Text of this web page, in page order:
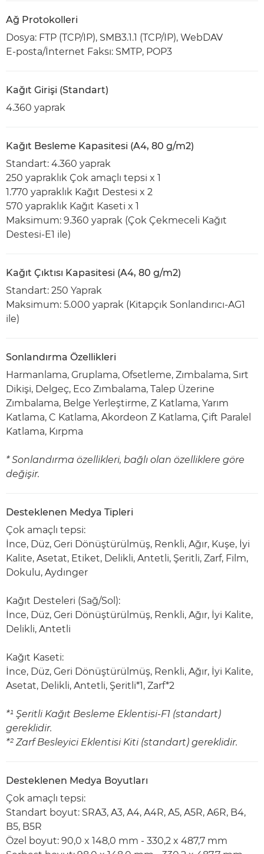
Ağ Protokolleri
Dosya: FTP (TCP/IP), SMB3.1.1 (TCP/IP), WebDAV
E-posta/İnternet Faksı: SMTP, POP3
Kağıt Girişi (Standart)
4.360 yaprak
Kağıt Besleme Kapasitesi (A4, 80 g/m2)
Standart: 4.360 yaprak
250 yapraklık Çok amaçlı tepsi x 1
1.770 yapraklık Kağıt Destesi x 2
570 yapraklık Kağıt Kaseti x 1
Maksimum: 9.360 yaprak (Çok Çekmeceli Kağıt
Destesi-E1 ile)
Kağıt Çıktısı Kapasitesi (A4, 80 g/m2)
Standart: 250 Yaprak
Maksimum: 5.000 yaprak (Kitapçık Sonlandırıcı-AG1
ile)
Sonlandırma Özellikleri
Harmanlama, Gruplama, Ofsetleme, Zımbalama, Sırt
Dikişi, Delgeç, Eco Zımbalama, Talep Üzerine
Zımbalama, Belge Yerleştirme, Z Katlama, Yarım
Katlama, C Katlama, Akordeon Z Katlama, Çift Paralel
Katlama, Kırpma
* Sonlandırma özellikleri, bağlı olan özelliklere göre
değişir.
Desteklenen Medya Tipleri
Çok amaçlı tepsi:
İnce, Düz, Geri Dönüştürülmüş, Renkli, Ağır, Kuşe, İyi
Kalite, Asetat, Etiket, Delikli, Antetli, Şeritli, Zarf, Film,
Dokulu, Aydınger
Kağıt Desteleri (Sağ/Sol):
İnce, Düz, Geri Dönüştürülmüş, Renkli, Ağır, İyi Kalite,
Delikli, Antetli
Kağıt Kaseti:
İnce, Düz, Geri Dönüştürülmüş, Renkli, Ağır, İyi Kalite,
Asetat, Delikli, Antetli, Şeritli*1, Zarf*2
*¹ Şeritli Kağıt Besleme Eklentisi-F1 (standart)
gereklidir.
*² Zarf Besleyici Eklentisi Kiti (standart) gereklidir.
Desteklenen Medya Boyutları
Çok amaçlı tepsi:
Standart boyut: SRA3, A3, A4, A4R, A5, A5R, A6R, B4,
B5, B5R
Özel boyut: 90,0 x 148,0 mm - 330,2 x 487,7 mm